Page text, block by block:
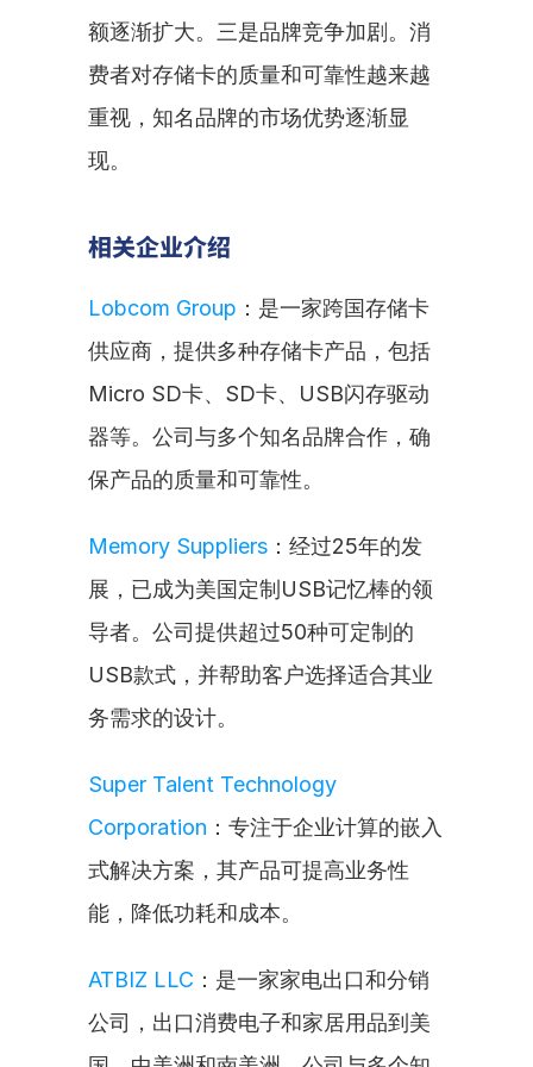
额逐渐扩大。三是品牌竞争加剧。消
费者对存储卡的质量和可靠性越来越
重视，知名品牌的市场优势逐渐显
现。
相关企业介绍
Lobcom Group ：是一家跨国存储卡
供应商，提供多种存储卡产品，包括
Micro SD卡、SD卡、USB闪存驱动
器等。公司与多个知名品牌合作，确
保产品的质量和可靠性。
Memory Suppliers ：经过25年的发
展，已成为美国定制USB记忆棒的领
导者。公司提供超过50种可定制的
USB款式，并帮助客户选择适合其业
务需求的设计。
Super Talent Technology
Corporation ：专注于企业计算的嵌入
式解决方案，其产品可提高业务性
能，降低功耗和成本。
ATBIZ LLC ：是一家家电出口和分销
公司，出口消费电子和家居用品到美